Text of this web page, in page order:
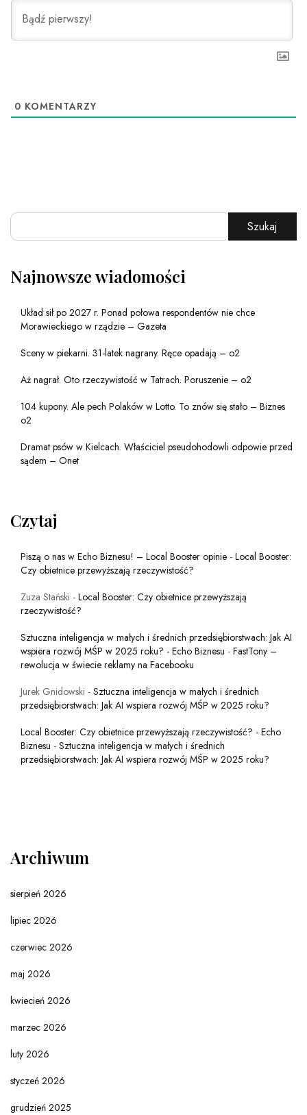
0 KOMENTARZY
Szukaj
Najnowsze wiadomości
Układ sił po 2027 r. Ponad połowa respondentów nie chce
Morawieckiego w rządzie – Gazeta
Sceny w piekarni. 31-latek nagrany. Ręce opadają – o2
Aż nagrał. Oto rzeczywistość w Tatrach. Poruszenie – o2
104 kupony. Ale pech Polaków w Lotto. To znów się stało – Biznes
o2
Dramat psów w Kielcach. Właściciel pseudohodowli odpowie przed
sądem – Onet
Czytaj
Piszą o nas w Echo Biznesu! – Local Booster opinie - Local Booster:
Czy obietnice przewyższają rzeczywistość?
Zuza Stański - Local Booster: Czy obietnice przewyższają
rzeczywistość?
Sztuczna inteligencja w małych i średnich przedsiębiorstwach: Jak AI
wspiera rozwój MŚP w 2025 roku? - Echo Biznesu - FastTony –
rewolucja w świecie reklamy na Facebooku
Jurek Gnidowski - Sztuczna inteligencja w małych i średnich
przedsiębiorstwach: Jak AI wspiera rozwój MŚP w 2025 roku?
Local Booster: Czy obietnice przewyższają rzeczywistość? - Echo
Biznesu - Sztuczna inteligencja w małych i średnich
przedsiębiorstwach: Jak AI wspiera rozwój MŚP w 2025 roku?
Archiwum
sierpień 2026
lipiec 2026
czerwiec 2026
maj 2026
kwiecień 2026
marzec 2026
luty 2026
styczeń 2026
grudzień 2025